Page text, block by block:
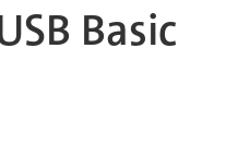
Basic